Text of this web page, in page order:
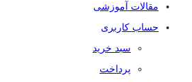
مقالات آموزشی
حساب کاربری
سبد خرید
پرداخت